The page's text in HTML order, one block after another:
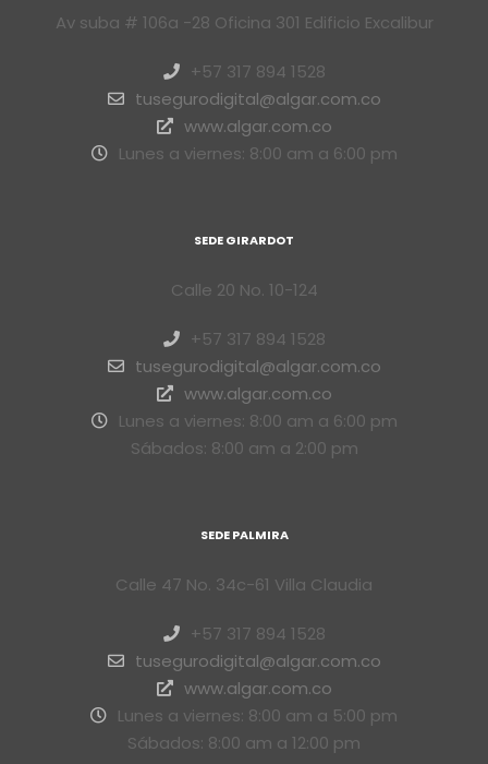
Av suba # 106a -28 Oficina 301 Edificio Excalibur
+57 317 894 1528
tusegurodigital@algar.com.co
www.algar.com.co
Lunes a viernes: 8:00 am a 6:00 pm
SEDE GIRARDOT
Calle 20 No. 10-124
+57 317 894 1528
tusegurodigital@algar.com.co
www.algar.com.co
Lunes a viernes: 8:00 am a 6:00 pm
Sábados: 8:00 am a 2:00 pm
SEDE PALMIRA
Calle 47 No. 34c-61 Villa Claudia
+57 317 894 1528
tusegurodigital@algar.com.co
www.algar.com.co
Lunes a viernes: 8:00 am a 5:00 pm
Sábados: 8:00 am a 12:00 pm